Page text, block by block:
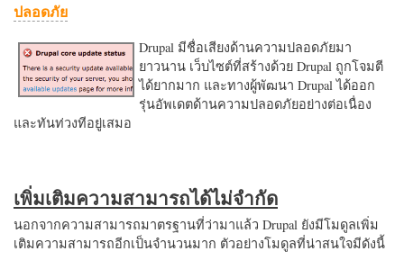
ปลอดภัย
Drupal มีชื่อเสียงด้านความปลอดภัยมา
ยาวนาน เว็บไซต์ที่สร้างด้วย Drupal ถูกโจมตี
ได้ยากมาก และทางผู้พัฒนา Drupal ได้ออก
รุ่นอัพเดตด้านความปลอดภัยอย่างต่อเนื่อง
และทันท่วงทีอยู่เสมอ
เพิ่มเติมความสามารถได้ไม่จำกัด
นอกจากความสามารถมาตรฐานที่ว่ามาแล้ว Drupal ยังมีโมดูลเพิ่ม
เติมความสามารถอีกเป็นจำนวนมาก ตัวอย่างโมดูลที่น่าสนใจมีดังนี้